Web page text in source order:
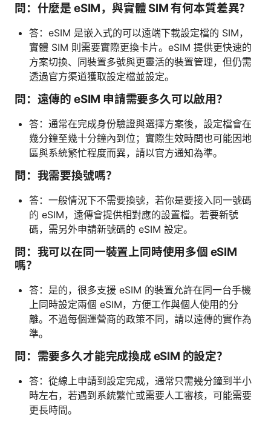
問：什麼是 eSIM，與實體 SIM 有何本質差異？
答：eSIM 是嵌入式的可以遠端下載設定檔的 SIM，
實體 SIM 則需要實際更換卡片。eSIM 提供更快速的
方案切換、同裝置多號與更靈活的裝置管理，但仍需
透過官方渠道獲取設定檔並設定。
問：遠傳的 eSIM 申請需要多久可以啟用？
答：通常在完成身份驗證與選擇方案後，設定檔會在
幾分鐘至幾十分鐘內到位；實際生效時間也可能因地
區與系統繁忙程度而異，請以官方通知為準。
問：我需要換號嗎？
答：一般情況下不需要換號，若你是要接入同一號碼
的 eSIM，遠傳會提供相對應的設置檔。若要新號
碼，需另外申請新號碼的 eSIM 設定。
問：我可以在同一裝置上同時使用多個 eSIM
嗎？
答：是的，很多支援 eSIM 的裝置允許在同一台手機
上同時設定兩個 eSIM，方便工作與個人使用的分
離。不過每個運營商的政策不同，請以遠傳的實作為
準。
問：需要多久才能完成換成 eSIM 的設定？
答：從線上申請到設定完成，通常只需幾分鐘到半小
時左右，若遇到系統繁忙或需要人工審核，可能需要
更長時間。